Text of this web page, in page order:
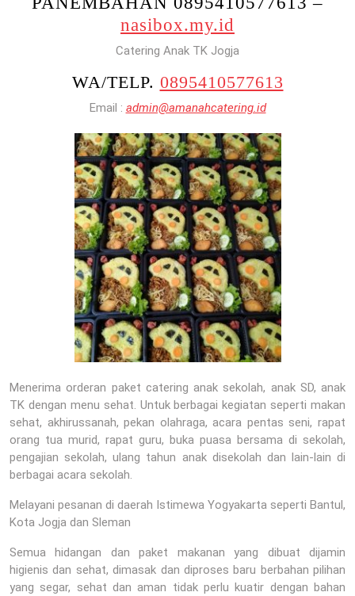
nasibox.my.id
Catering Anak TK Jogja
WA/TELP. 0895410577613
Email : admin@amanahcatering.id
Menerima orderan paket catering anak sekolah, anak SD, anak
TK dengan menu sehat. Untuk berbagai kegiatan seperti makan
sehat, akhirussanah, pekan olahraga, acara pentas seni, rapat
orang tua murid, rapat guru, buka puasa bersama di sekolah,
pengajian sekolah, ulang tahun anak disekolah dan lain-lain di
berbagai acara sekolah.
Melayani pesanan di daerah Istimewa Yogyakarta seperti Bantul,
Kota Jogja dan Sleman
Semua hidangan dan paket makanan yang dibuat dijamin
higienis dan sehat, dimasak dan diproses baru berbahan pilihan
yang segar, sehat dan aman tidak perlu kuatir dengan bahan